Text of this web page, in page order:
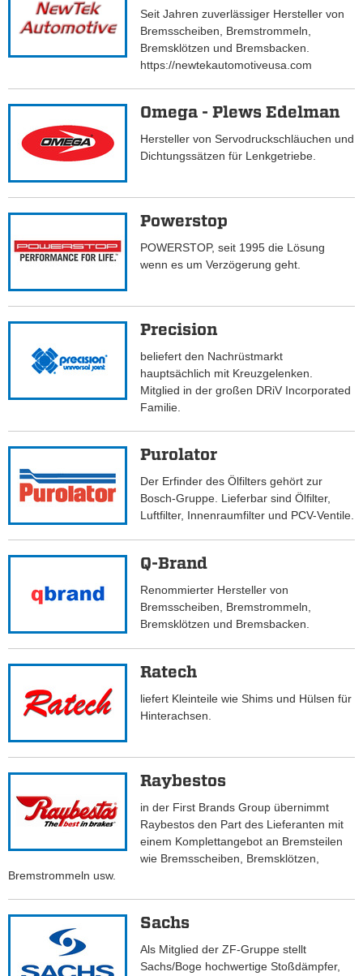
Seit Jahren zuverlässiger Hersteller von
Bremsscheiben, Bremstrommeln,
Bremsklötzen und Bremsbacken.
https://newtekautomotiveusa.com
Omega - Plews Edelman
Hersteller von Servodruckschläuchen und
Dichtungssätzen für Lenkgetriebe.
Powerstop
POWERSTOP, seit 1995 die Lösung
wenn es um Verzögerung geht.
Precision
beliefert den Nachrüstmarkt
hauptsächlich mit Kreuzgelenken.
Mitglied in der großen DRiV Incorporated
Familie.
Purolator
Der Erfinder des Ölfilters gehört zur
Bosch-Gruppe. Lieferbar sind Ölfilter,
Luftfilter, Innenraumfilter und PCV-Ventile.
Q-Brand
Renommierter Hersteller von
Bremsscheiben, Bremstrommeln,
Bremsklötzen und Bremsbacken.
Ratech
liefert Kleinteile wie Shims und Hülsen für
Hinterachsen.
Raybestos
in der First Brands Group übernimmt
Raybestos den Part des Lieferanten mit
einem Komplettangebot an Bremsteilen
wie Bremsscheiben, Bremsklötzen,
Bremstrommeln usw.
Sachs
Als Mitglied der ZF-Gruppe stellt
Sachs/Boge hochwertige Stoßdämpfer,